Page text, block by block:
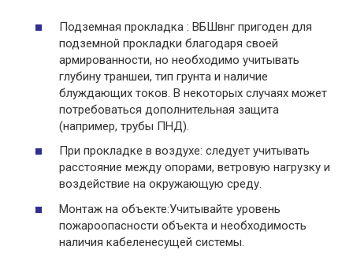
Подземная прокладка : ВБШвнг пригоден для
подземной прокладки благодаря своей
армированности, но необходимо учитывать
глубину траншеи, тип грунта и наличие
блуждающих токов. В некоторых случаях может
потребоваться дополнительная защита
(например, трубы ПНД).​
При прокладке в воздухе: следует учитывать
расстояние между опорами, ветровую нагрузку и
воздействие на окружающую среду.​
Монтаж на объекте:Учитывайте уровень
пожароопасности объекта и необходимость
наличия кабеленесущей системы.​